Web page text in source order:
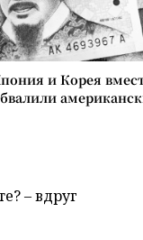
и Корея
– вдруг